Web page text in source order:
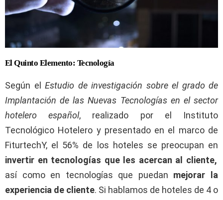
El Quinto Elemento: Tecnología
Según el Estudio de investigación sobre el grado de
Implantación de las Nuevas Tecnologías en el sector
hotelero español, realizado por el Instituto
Tecnológico Hotelero y presentado en el marco de
FiturtechY, el 56% de los hoteles se preocupan en
invertir en tecnologías que les acercan al cliente,
así como en tecnologías que puedan mejorar la
experiencia de cliente. Si hablamos de hoteles de 4 o